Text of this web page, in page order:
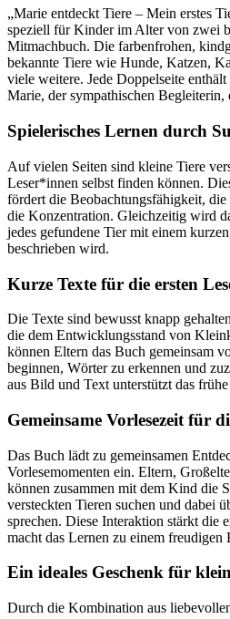
„Marie entdeckt Tiere – Mein erstes
speziell für Kinder im Alter von zwei
Mitmachbuch. Die farbenfrohen,
bekannte Tiere wie Hunde, Katzen,
viele weitere. Jede Doppelseite
Marie, der sympathischen
Spielerisches Lernen durch
Auf vielen Seiten sind kleine Tiere
Leser*innen selbst finden können.
fördert die Beobachtungsfähigkeit,
die Konzentration. Gleichzeitig wird
jedes gefundene Tier mit einem
beschrieben wird.
Kurze Texte für die ersten
Die Texte sind bewusst knapp
die dem Entwicklungsstand von
können Eltern das Buch gemeinsam
beginnen, Wörter zu erkennen und
aus Bild und Text unterstützt das
Gemeinsame Vorlesezeit für
Das Buch lädt zu gemeinsamen
Vorlesemomenten ein. Eltern,
können zusammen mit dem Kind die
versteckten Tieren suchen und dabei
sprechen. Diese Interaktion stärkt die
macht das Lernen zu einem freudigen
Ein ideales Geschenk für
Durch die Kombination aus